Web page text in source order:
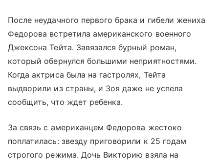
После неудачного первого брака и гибели жениха
Федорова встретила американского военного
Джексона Тейта. Завязался бурный роман,
который обернулся большими неприятностями.
Когда актриса была на гастролях, Тейта
выдворили из страны, и Зоя даже не успела
сообщить, что ждет ребенка.
За связь с американцем Федорова жестоко
поплатилась: звезду приговорили к 25 годам
строгого режима. Дочь Викторию взяла на